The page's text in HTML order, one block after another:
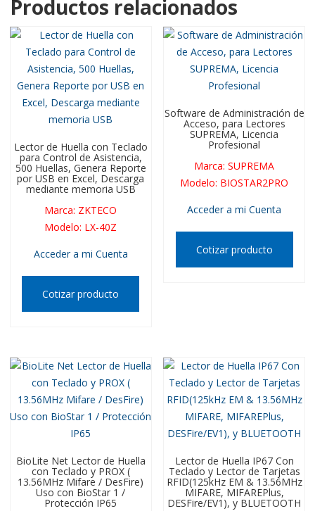
Productos relacionados
Lector de Huella con Teclado
para Control de Asistencia,
500 Huellas, Genera Reporte
por USB en Excel, Descarga
mediante memoria USB
Marca: ZKTECO
Modelo: LX-40Z
Acceder a mi Cuenta
Cotizar producto
Software de Administración de
Acceso, para Lectores
SUPREMA, Licencia
Profesional
Marca:SUPREMA
Modelo: BIOSTAR2PRO
Acceder a mi Cuenta
Cotizar producto
BioLite Net Lector de Huella
con Teclado y PROX (
13.56MHz Mifare / DesFire)
Uso con BioStar 1 /
Protección IP65
Lector de Huella IP67 Con
Teclado y Lector de Tarjetas
RFID(125kHz EM & 13.56MHz
MIFARE, MIFAREPlus,
DESFire/EV1), y BLUETOOTH